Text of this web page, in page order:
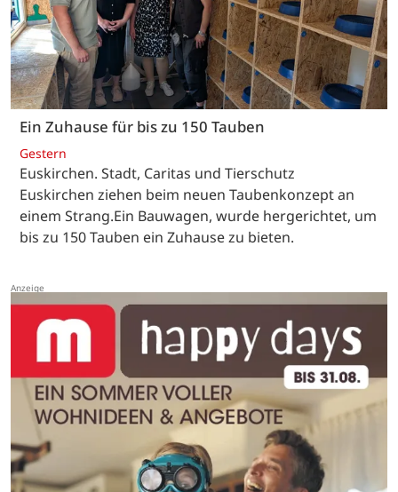
Ein Zuhause für bis zu 150 Tauben
Gestern
Euskirchen. Stadt, Caritas und Tierschutz
Euskirchen ziehen beim neuen Taubenkonzept an
einem Strang.Ein Bauwagen, wurde hergerichtet, um
bis zu 150 Tauben ein Zuhause zu bieten.